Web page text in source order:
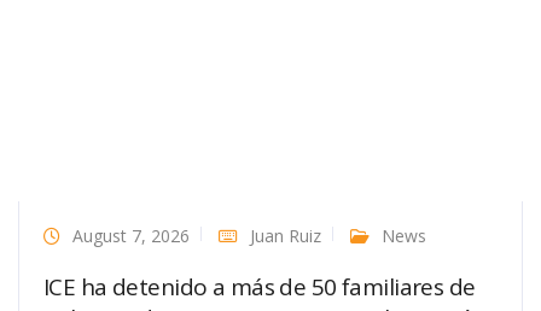
August 7, 2026 Juan Ruiz News
ICE ha detenido a más de 50 familiares de